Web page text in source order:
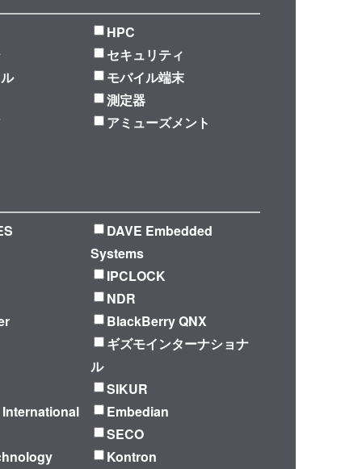
HPC
セキュリティ
モバイル端末
測定器
アミューズメント
DAVE Embedded
Systems
IPCLOCK
NDR
BlackBerry QNX
ギズモインターナショナ
ル
SIKUR
Embedian
SECO
Kontron